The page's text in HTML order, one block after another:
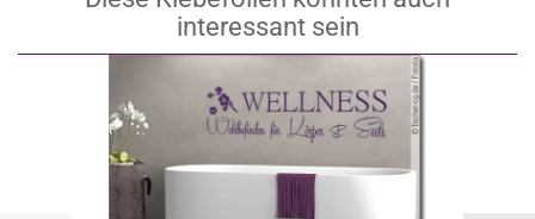
interessant sein